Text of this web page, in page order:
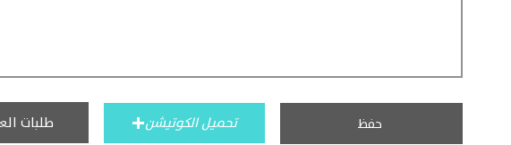
طلبات حفظ تحميل الكوتيشن